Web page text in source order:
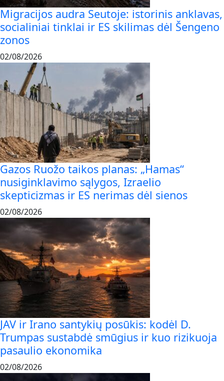
Migracijos audra Seutoje: istorinis anklavas,
socialiniai tinklai ir ES skilimas dėl Šengeno
zonos
02/08/2026
Gazos Ruožo taikos planas: „Hamas“
nusiginklavimo sąlygos, Izraelio
skepticizmas ir ES nerimas dėl sienos
02/08/2026
JAV ir Irano santykių posūkis: kodėl D.
Trumpas sustabdė smūgius ir kuo rizikuoja
pasaulio ekonomika
02/08/2026